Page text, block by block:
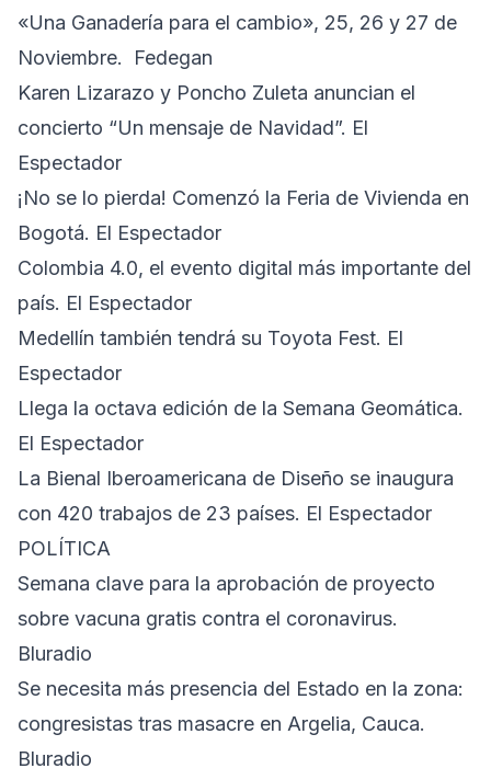
«Una Ganadería para el cambio», 25, 26 y 27 de
Noviembre. Fedegan
Karen Lizarazo y Poncho Zuleta anuncian el
concierto “Un mensaje de Navidad”. El
Espectador
¡No se lo pierda! Comenzó la Feria de Vivienda en
Bogotá. El Espectador
Colombia 4.0, el evento digital más importante del
país. El Espectador
Medellín también tendrá su Toyota Fest. El
Espectador
Llega la octava edición de la Semana Geomática.
El Espectador
La Bienal Iberoamericana de Diseño se inaugura
con 420 trabajos de 23 países. El Espectador
POLÍTICA
Semana clave para la aprobación de proyecto
sobre vacuna gratis contra el coronavirus.
Bluradio
Se necesita más presencia del Estado en la zona:
congresistas tras masacre en Argelia, Cauca.
Bluradio